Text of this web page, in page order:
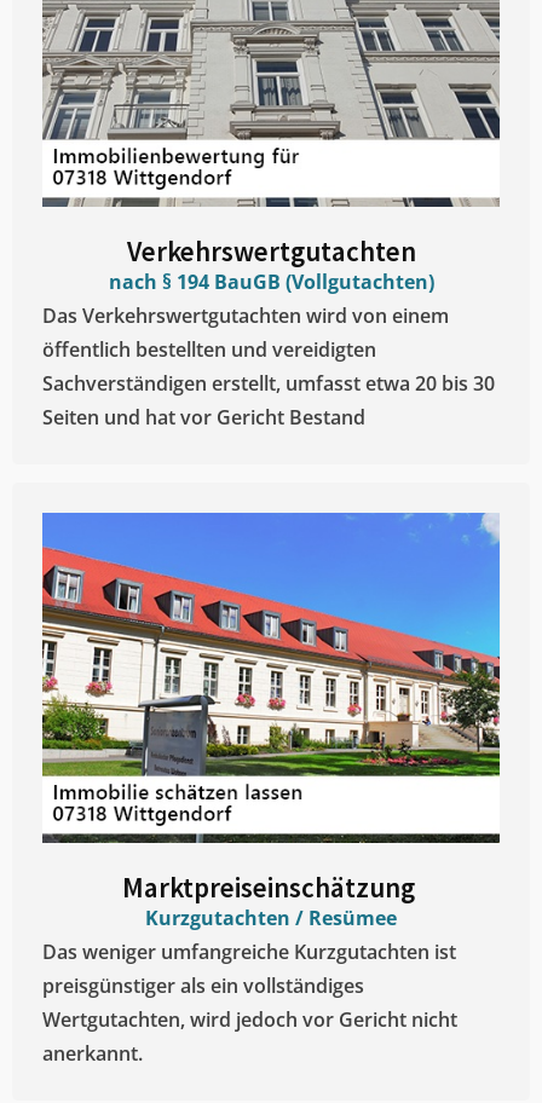
Verkehrswertgutachten
nach § 194 BauGB (Vollgutachten)
Das Verkehrswertgutachten wird von einem
öffentlich bestellten und vereidigten
Sachverständigen erstellt, umfasst etwa 20 bis 30
Seiten und hat vor Gericht Bestand
Marktpreiseinschätzung ​
Kurzgutachten / Resümee
Das weniger umfangreiche Kurzgutachten ist
preisgünstiger als ein vollständiges
Wertgutachten, wird jedoch vor Gericht nicht
anerkannt.